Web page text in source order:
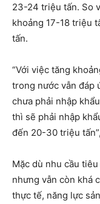
23-24 triệu tấn. So
khoảng 17-18 triệu
tấn.
“Với việc tăng
trong nước vẫn đáp
chưa phải nhập
thì sẽ phải nhập
đến 20-30 triệu
Mặc dù nhu cầu
nhưng vẫn còn khá
thực tế, năng lực